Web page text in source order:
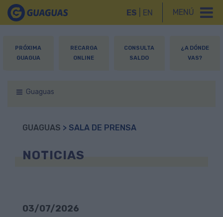
MENÚ
ES EN
PRÓXIMA
GUAGUA
RECARGA
ONLINE
CONSULTA
SALDO
¿A DÓNDE
VAS?
Guaguas
GUAGUAS > SALA DE PRENSA
NOTICIAS
03/07/2026